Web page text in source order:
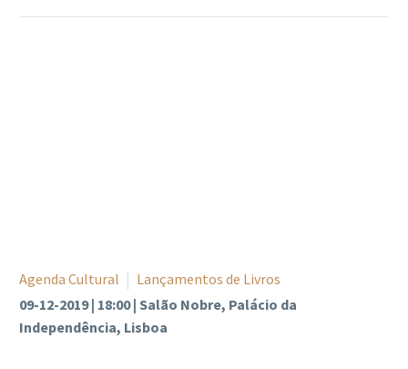
Agenda Cultural
Lançamentos de Livros
09-12-2019 | 18:00 | Salão Nobre, Palácio da
Independência, Lisboa